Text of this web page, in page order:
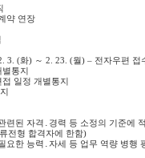
약 연장
3. (화) ～ 2. 23. (월) – 전자우편 접
별통지
접 일정 개별통지
련된 자격
경력 등 소정의 기준에
전형 합격자에 한함)
요한 능력 자세 등 업무 역량 병행